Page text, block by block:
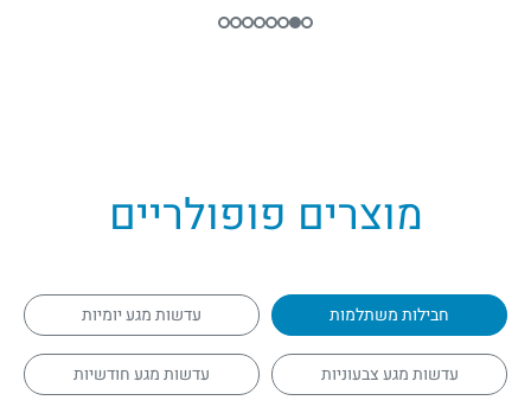
מוצרים פופולריים
חבילות משתלמות עדשות מגע יומיות
עדשות מגע צבעוניות עדשות מגע חודשיות